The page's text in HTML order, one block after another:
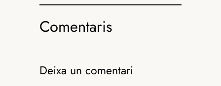
una una
Comentaris
Deixa un comentari